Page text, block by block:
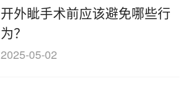
开外眦手术前应该避免哪些行
为？
2025-05-02